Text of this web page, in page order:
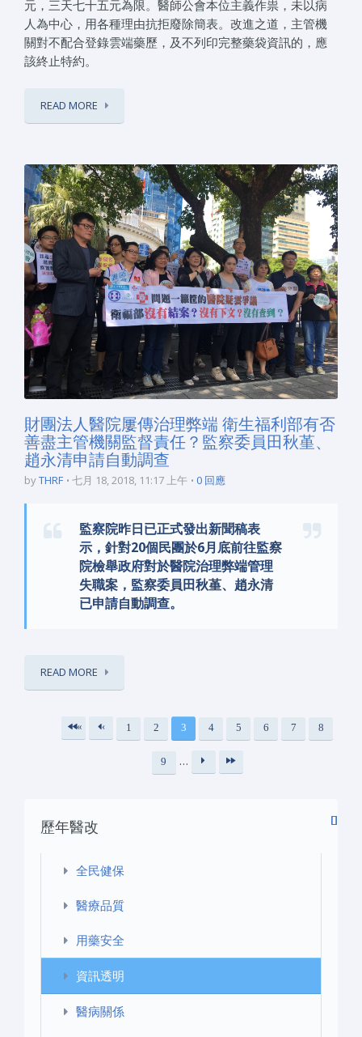
元，三天七十五元為限。醫師公會本位主義作祟，未以病
人為中心，用各種理由抗拒廢除簡表。改進之道，主管機
關對不配合登錄雲端藥歷，及不列印完整藥袋資訊的，應
該終止特約。
READ MORE
財團法人醫院屢傳治理弊端 衛生福利部有否
善盡主管機關監督責任？監察委員田秋堇、
趙永清申請自動調查
byTHRF 七月 18, 2018, 11:17 上午 0 回應
監察院昨日已正式發出新聞稿表
示，針對20個民團於6月底前往監察
院檢舉政府對於醫院治理弊端管理
失職案，監察委員田秋堇、趙永清
已申請自動調查。
READ MORE
頁面
«
‹
1 2 3 4 5 6 7 8
9 …
歷年醫改
全民健保
醫療品質
用藥安全
資訊透明
醫病關係